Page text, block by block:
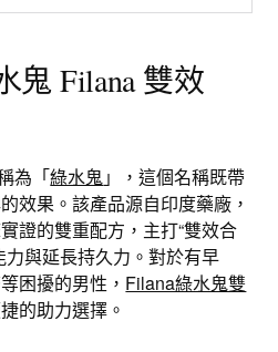
鬼 Filana 雙效
為「綠水鬼」，這個名稱既帶
效果。該產品源自印度藥廠，
證的雙重配方，主打“雙效合
力與延長持久力。對於有早
困擾的男性， Filana綠水鬼雙
的助力選擇。